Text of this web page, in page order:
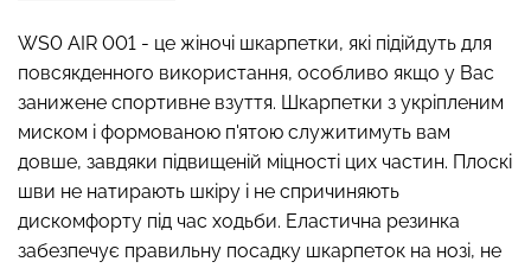
WS0 AIR 001 - це жіночі шкарпетки, які підійдуть для
повсякденного використання, особливо якщо у Вас
занижене спортивне взуття. Шкарпетки з укріпленим
миском і формованою п'ятою служитимуть вам
довше, завдяки підвищеній міцності цих частин. Плоскі
шви не натирають шкіру і не спричиняють
дискомфорту під час ходьби. Еластична резинка
забезпечує правильну посадку шкарпеток на нозі, не